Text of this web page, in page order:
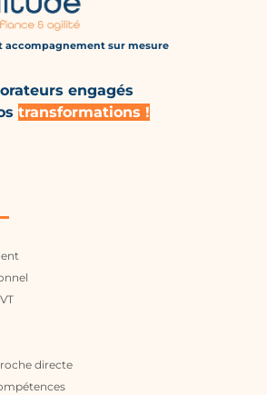
accompagnement sur mesure
engagés
transformations !
directe